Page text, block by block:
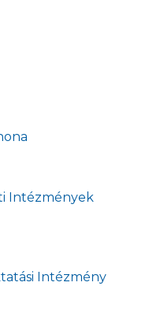
Intézmények
Intézmény